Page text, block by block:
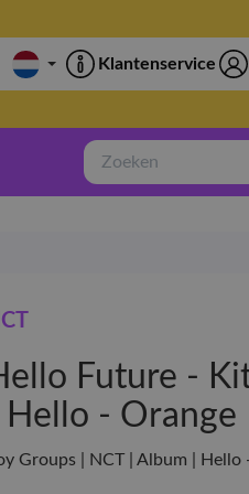
Klantenservice
Zoeken
Future -
Hello - Orange
Groups | NCT | Album | Hello